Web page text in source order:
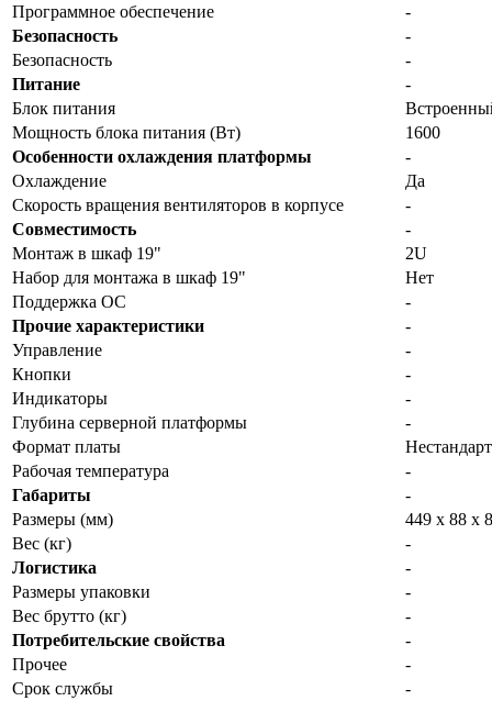
Программное обеспечение
-
Безопасность
-
Безопасность
-
Питание
-
Блок питания
Мощность блока питания (Вт)
1600
Особенности охлаждения платформы
-
Охлаждение
Да
Скорость вращения вентиляторов в корпусе
-
Совместимость
-
Монтаж в шкаф 19"
2U
Набор для монтажа в шкаф 19"
Нет
Поддержка ОС
-
Прочие характеристики
-
Управление
-
Кнопки
-
Индикаторы
-
Глубина серверной платформы
-
Формат платы
Рабочая температура
-
Габариты
-
Размеры (мм)
449 х 88 х
Вес (кг)
-
Логистика
-
Размеры упаковки
-
Вес брутто (кг)
-
Потребительские свойства
-
Прочее
-
Срок службы
-